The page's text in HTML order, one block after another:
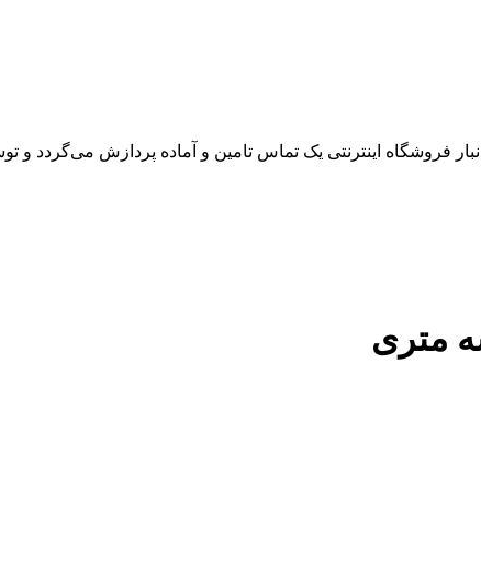
فروشگاه اینترنتی یک تماس تامین و آماده پردازش می‌گردد و
سه متری